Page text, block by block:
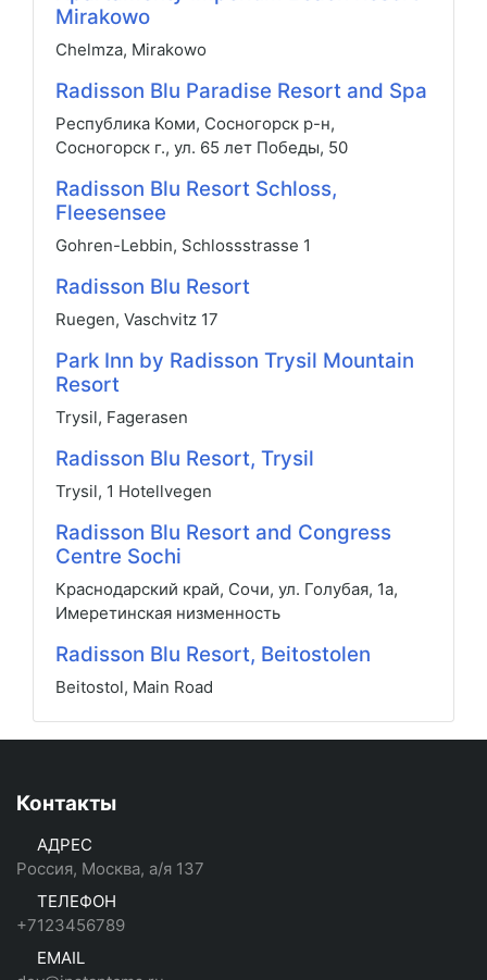
Mirakowo
Chelmza, Mirakowo
Radisson Blu Paradise Resort and Spa
Республика Коми, Сосногорск р-н,
Сосногорск г., ул. 65 лет Победы, 50
Radisson Blu Resort Schloss,
Fleesensee
Gohren-Lebbin, Schlossstrasse 1
Radisson Blu Resort
Ruegen, Vaschvitz 17
Park Inn by Radisson Trysil Mountain
Resort
Trysil, Fagerasen
Radisson Blu Resort, Trysil
Trysil, 1 Hotellvegen
Radisson Blu Resort and Congress
Centre Sochi
Краснодарский край, Сочи, ул. Голубая, 1а,
Имеретинская низменность
Radisson Blu Resort, Beitostolen
Beitostol, Main Road
Контакты
АДРЕС
Россия, Москва, а/я 137
ТЕЛЕФОН
+7123456789
EMAIL